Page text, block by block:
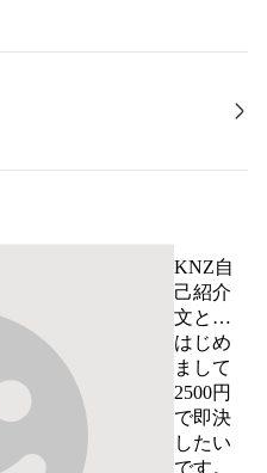
KNZ自
己紹介
文と商
品詳細
お読み
下さい
はじめ
まして
2500円
で即決
したい
です。